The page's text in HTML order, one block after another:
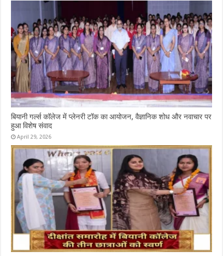
बियानी गर्ल्स कॉलेज में प्लेनरी टॉक का आयोजन, वैज्ञानिक शोध और नवाचार पर
हुआ विशेष संवाद
April 29, 2026